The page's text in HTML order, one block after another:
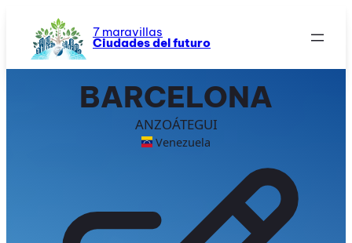
contenido
7 maravillas
Ciudades del futuro
BARCELONA
ANZOÁTEGUI
Venezuela